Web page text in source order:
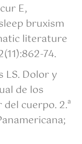
E,
bruxism
literature
74.
LS. Dolor y
de los
cuerpo. 2.ª